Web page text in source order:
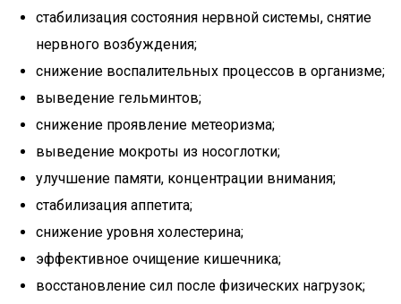
стабилизация состояния нервной системы, снятие
нервного возбуждения;
снижение воспалительных процессов в организме;
выведение гельминтов;
снижение проявление метеоризма;
выведение мокроты из носоглотки;
улучшение памяти, концентрации внимания;
стабилизация аппетита;
снижение уровня холестерина;
эффективное очищение кишечника;
восстановление сил после физических нагрузок;